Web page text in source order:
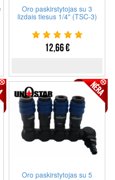
Oro paskirstytojas su 3
lizdais tiesus 1/4" (TSC-3)
12,66 €
Oro paskirstytojas su 5